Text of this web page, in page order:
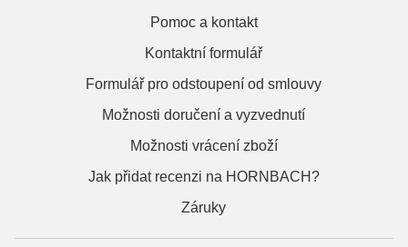
Pomoc a kontakt
Kontaktní formulář
Formulář pro odstoupení od smlouvy
Možnosti doručení a vyzvednutí
Možnosti vrácení zboží
Jak přidat recenzi na HORNBACH?
Záruky